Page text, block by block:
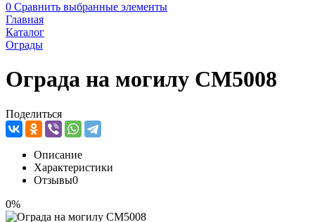
0 Сравнить выбранные элементы
Главная
Каталог
Ограды
Ограда на могилу CM5008
Поделиться
Описание
Характеристики
Отзывы0
0%